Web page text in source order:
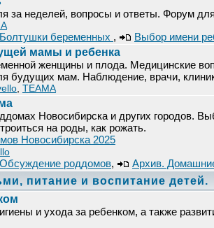
за неделей, вопросы и ответы. Форум
Болтушки беременных , Выбор имени
мамы и ребенка
женщины и плода. Медицинские
будущих мам. Наблюдение, врачи,
ТЕАМА
Новосибирска и других городов.
на роды, как рожать.
Новосибирска 2025
Обсуждение роддомов, Архив.
питание и воспитание детей.
и ухода за ребенком, а также